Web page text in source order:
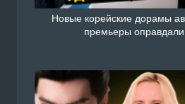
Новые корейские дорамы
премьеры